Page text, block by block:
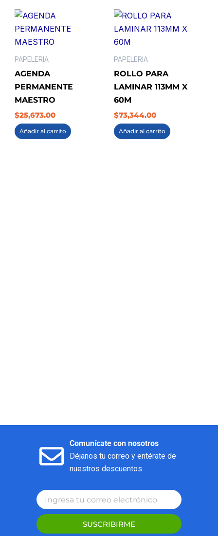
PAPELERIA
AGENDA
PERMANENTE
MAESTRO
$25,673.00
Añadir al carrito
PAPELERIA
ROLLO PARA
LAMINAR 113MM X
60M
$73,344.00
Añadir al carrito
Comunícate con nosotros
Déjanos tu correo y entérate de
nuestros descuentos
SUSCRIBIRME